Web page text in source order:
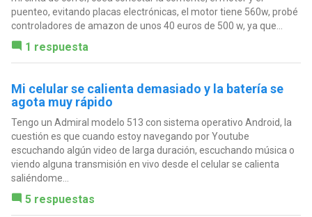
puenteo, evitando placas electrónicas, el motor tiene 560w, probé
controladores de amazon de unos 40 euros de 500 w, ya que...
1 respuesta
Mi celular se calienta demasiado y la batería se
agota muy rápido
Tengo un Admiral modelo 513 con sistema operativo Android, la
cuestión es que cuando estoy navegando por Youtube
escuchando algún video de larga duración, escuchando música o
viendo alguna transmisión en vivo desde el celular se calienta
saliéndome...
5 respuestas